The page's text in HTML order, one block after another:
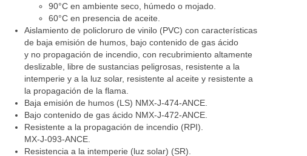
90°C en ambiente seco, húmedo o mojado.
60°C en presencia de aceite.
Aislamiento de policloruro de vinilo (PVC) con características
de baja emisión de humos, bajo contenido de gas ácido
y no propagación de incendio, con recubrimiento altamente
deslizable, libre de sustancias peligrosas, resistente a la
intemperie y a la luz solar, resistente al aceite y resistente a
la propagación de la flama.
Baja emisión de humos (LS) NMX-J-474-ANCE.
Bajo contenido de gas ácido NMX-J-472-ANCE.
Resistente a la propagación de incendio (RPI).
MX-J-093-ANCE.
Resistencia a la intemperie (luz solar) (SR).